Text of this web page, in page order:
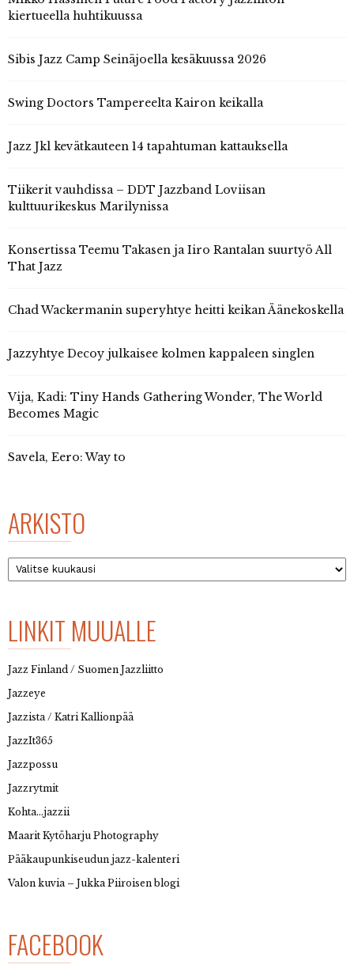
kiertueella huhtikuussa
Sibis Jazz Camp Seinäjoella kesäkuussa 2026
Swing Doctors Tampereelta Kairon keikalla
Jazz Jkl kevätkauteen 14 tapahtuman kattauksella
Tiikerit vauhdissa – DDT Jazzband Loviisan
kulttuurikeskus Marilynissa
Konsertissa Teemu Takasen ja Iiro Rantalan suurtyö All
That Jazz
Chad Wackermanin superyhtye heitti keikan Äänekoskella
Jazzyhtye Decoy julkaisee kolmen kappaleen singlen
Vija, Kadi: Tiny Hands Gathering Wonder, The World
Becomes Magic
Savela, Eero: Way to
ARKISTO
Arkisto
LINKIT MUUALLE
Jazz Finland / Suomen Jazzliitto
Jazzeye
Jazzista / Katri Kallionpää
JazzIt365
Jazzpossu
Jazzrytmit
Kohta…jazzii
Maarit Kytöharju Photography
Pääkaupunkiseudun jazz-kalenteri
Valon kuvia – Jukka Piiroisen blogi
FACEBOOK